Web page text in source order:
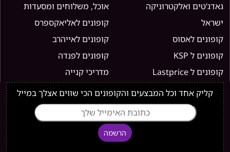
גאדג'טים ואלקטרוניקה
אוכל, משלוחים ומסעדות
ישראל
קופונים לאליאקספרס
קופונים לאסוס
קופונים לאייהרב
קופונים ל KSP
קופונים לפנדה
קופונים ל Lastprice
מדריכי קנייה
קליק אחד וכל המבצעים והקופונים הכי שווים אצלך במייל
הרשמה